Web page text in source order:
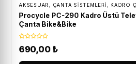
AKSESUAR ÇANTA SISTEMLERI KADRO
Procycle PC-290 Kadro Üstü
Çanta Bike&Bike
690,00 ₺